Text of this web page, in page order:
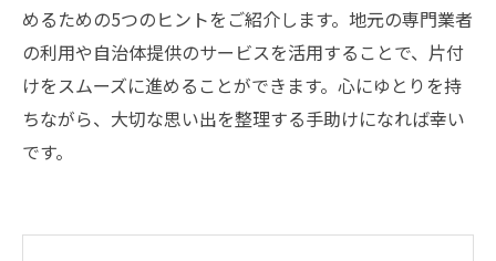
めるための5つのヒントをご紹介します。地元の専門業者
の利用や自治体提供のサービスを活用することで、片付
けをスムーズに進めることができます。心にゆとりを持
ちながら、大切な思い出を整理する手助けになれば幸い
です。